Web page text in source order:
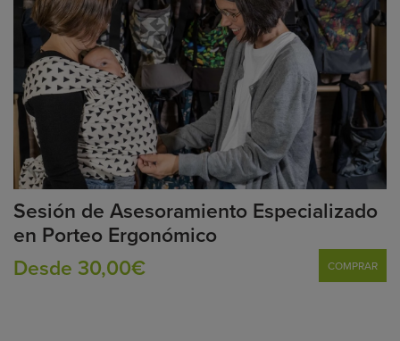
Sesión de Asesoramiento Especializado
en Porteo Ergonómico
Desde 30,00€
COMPRAR